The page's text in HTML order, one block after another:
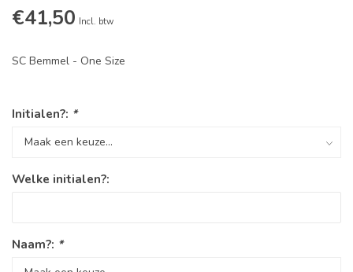
€41,50 Incl. btw
SC Bemmel - One Size
Initialen?: *
Welke initialen?:
Naam?: *